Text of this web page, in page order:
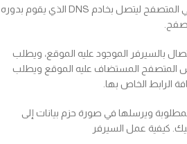
نقوم اولا بوضع رابط الموقع في المتصفح ليتصل بخادم DNS الذي يقوم بدوره
بالسيرفر الموجود عليه الموقع، ويطلب
المتصفح المستضاف عليه الموقع ويطلب
الرابط الخاص بها.
ويرسلها في صورة حزم بيانات إلى
كيفية عمل السيرفر